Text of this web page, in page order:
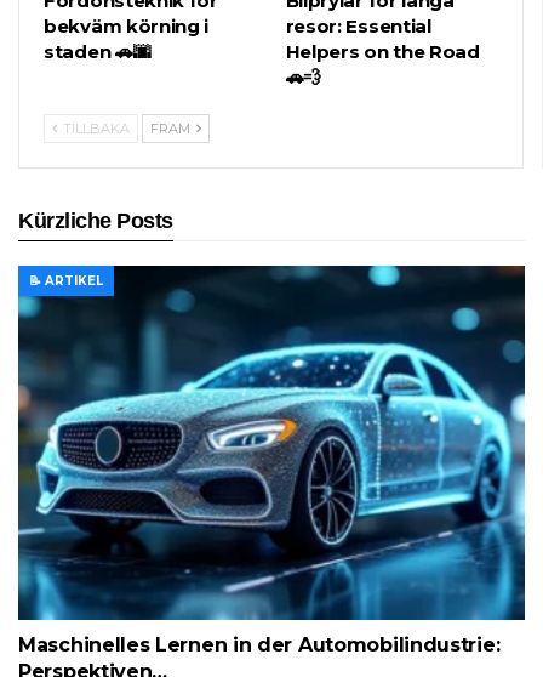
bekväm körning i
staden 🚗🌆
resor: Essential
Helpers on the Road
🚗💨
TILLBAKA FRAM
Kürzliche Posts
📝 ARTIKEL
Maschinelles Lernen in der Automobilindustrie:
Perspektiven…